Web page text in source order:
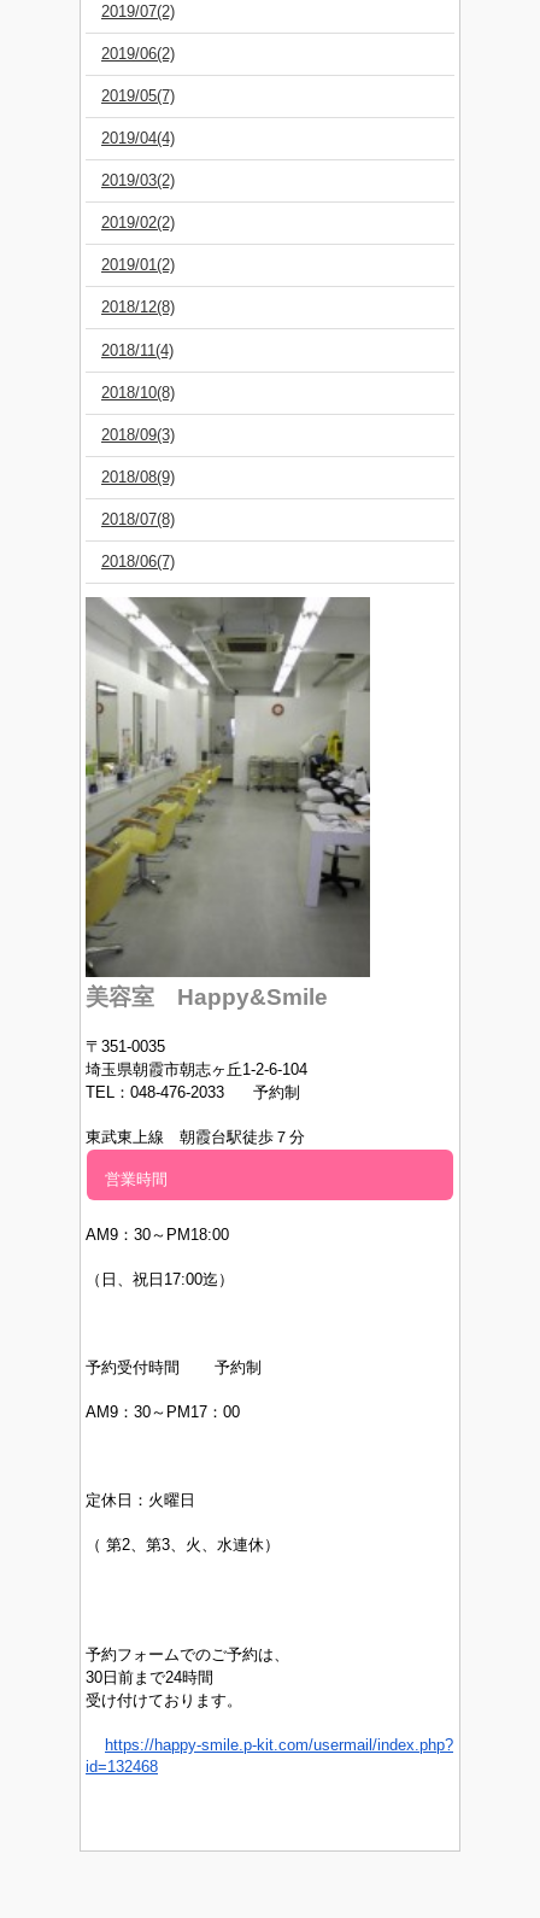
2019/07(2)
2019/06(2)
2019/05(7)
2019/04(4)
2019/03(2)
2019/02(2)
2019/01(2)
2018/12(8)
2018/11(4)
2018/10(8)
2018/09(3)
2018/08(9)
2018/07(8)
2018/06(7)
美容室 Happy&Smile
〒351-0035
埼玉県朝霞市朝志ヶ丘1-2-6-104
TEL：048-476-2033 予約制
東武東上線 朝霞台駅徒歩７分
営業時間
AM9：30～PM18:00
（日、祝日17:00迄）
予約受付時間 予約制
AM9：30～PM17：00
定休日： 火曜日
（ 第2、第3、火、水連休）
予約フォームでのご予約は、
30日前まで24時間
受け付けております。
https://happy-smile.p-kit.com/usermail/index.php?
id=132468